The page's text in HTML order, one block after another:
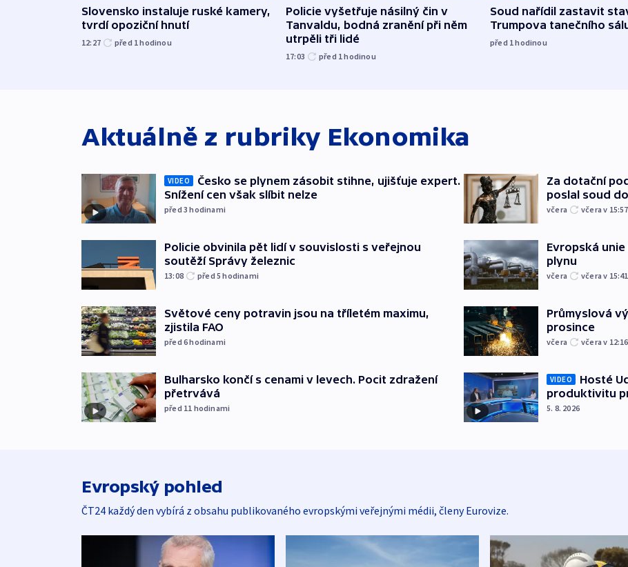
Slovensko instaluje ruské kamery,
tvrdí opoziční hnutí
12:27 před 1hodinou
Policie vyšetřuje násilný čin v
Tanvaldu, bodná zranění při něm
utrpěli tři lidé
17:03 před 1hodinou
Soud nařídil zastavit
Trumpova tanečního
před 1hodinou
Aktuálně z rubriky Ekonomika
VIDEO
Česko se plynem zásobit stihne, ujišťuje expert.
Snížení cen však slíbit nelze
před 3hodinami
Policie obvinila pět lidí v souvislosti s veřejnou
soutěží Správy železnic
13:08 před 5hodinami
Světové ceny potravin jsou na tříletém maximu,
zjistila FAO
před 6hodinami
Bulharsko končí s cenami v levech. Pocit zdražení
přetrvává
před 11 hodinami
Za dotační
poslal soud
včera včera v 15:57
Evropská
plynu
včera včera v 15:41
Průmyslová
prosince
včera včera v 12:16
VIDEO
Hosté
produktivitu
5. 8. 2026
Evropský pohled
ČT24 každý den vybírá z obsahu publikovaného evropskými veřejnými médii, členy Eurovize.